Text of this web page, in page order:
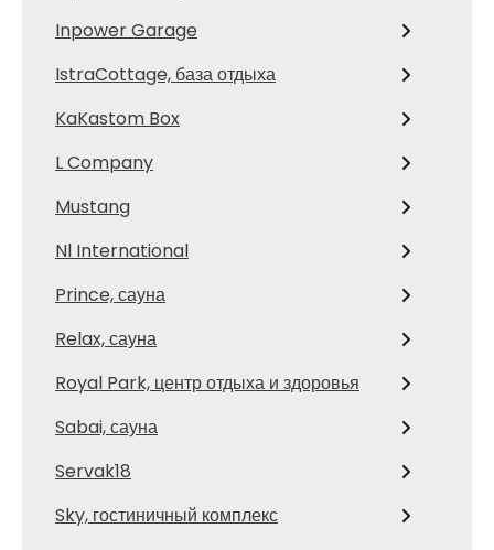
Inpower Garage
IstraCottage, база отдыха
KaKastom Box
L Company
Mustang
Nl International
Prince, сауна
Relax, сауна
Royal Park, центр отдыха и здоровья
Sabai, сауна
Servak18
Sky, гостиничный комплекс